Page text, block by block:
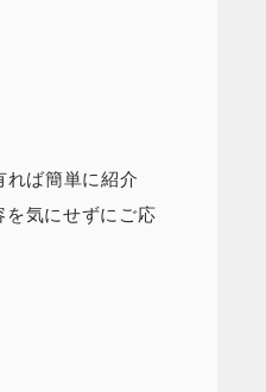
ば簡単に紹介
気にせずにご応